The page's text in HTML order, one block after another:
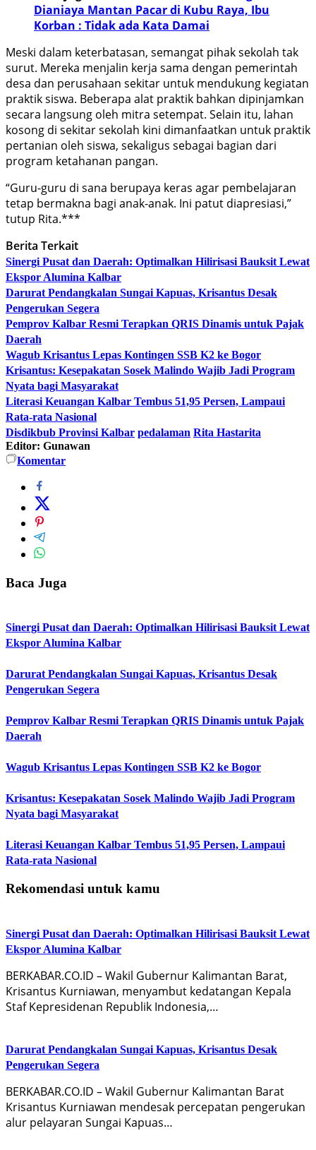
Dianiaya Mantan Pacar di Kubu Raya, Ibu
Korban : Tidak ada Kata Damai
Meski dalam keterbatasan, semangat pihak sekolah tak
surut. Mereka menjalin kerja sama dengan pemerintah
desa dan perusahaan sekitar untuk mendukung kegiatan
praktik siswa. Beberapa alat praktik bahkan dipinjamkan
secara langsung oleh mitra setempat. Selain itu, lahan
kosong di sekitar sekolah kini dimanfaatkan untuk praktik
pertanian oleh siswa, sekaligus sebagai bagian dari
program ketahanan pangan.
“Guru-guru di sana berupaya keras agar pembelajaran
tetap bermakna bagi anak-anak. Ini patut diapresiasi,”
tutup Rita.***
Berita Terkait
Sinergi Pusat dan Daerah: Optimalkan Hilirisasi Bauksit Lewat
Ekspor Alumina Kalbar
Darurat Pendangkalan Sungai Kapuas, Krisantus Desak
Pengerukan Segera
Pemprov Kalbar Resmi Terapkan QRIS Dinamis untuk Pajak
Daerah
Wagub Krisantus Lepas Kontingen SSB K2 ke Bogor
Krisantus: Kesepakatan Sosek Malindo Wajib Jadi Program
Nyata bagi Masyarakat
Literasi Keuangan Kalbar Tembus 51,95 Persen, Lampaui
Rata-rata Nasional
Disdikbub Provinsi Kalbar pedalaman Rita Hastarita
Editor: Gunawan
Komentar
Baca Juga
Sinergi Pusat dan Daerah: Optimalkan Hilirisasi Bauksit Lewat
Ekspor Alumina Kalbar
Darurat Pendangkalan Sungai Kapuas, Krisantus Desak
Pengerukan Segera
Pemprov Kalbar Resmi Terapkan QRIS Dinamis untuk Pajak
Daerah
Wagub Krisantus Lepas Kontingen SSB K2 ke Bogor
Krisantus: Kesepakatan Sosek Malindo Wajib Jadi Program
Nyata bagi Masyarakat
Literasi Keuangan Kalbar Tembus 51,95 Persen, Lampaui
Rata-rata Nasional
Rekomendasi untuk kamu
Sinergi Pusat dan Daerah: Optimalkan Hilirisasi Bauksit Lewat
Ekspor Alumina Kalbar
BERKABAR.CO.ID – Wakil Gubernur Kalimantan Barat,
Krisantus Kurniawan, menyambut kedatangan Kepala
Staf Kepresidenan Republik Indonesia,…
Darurat Pendangkalan Sungai Kapuas, Krisantus Desak
Pengerukan Segera
BERKABAR.CO.ID – Wakil Gubernur Kalimantan Barat
Krisantus Kurniawan mendesak percepatan pengerukan
alur pelayaran Sungai Kapuas…